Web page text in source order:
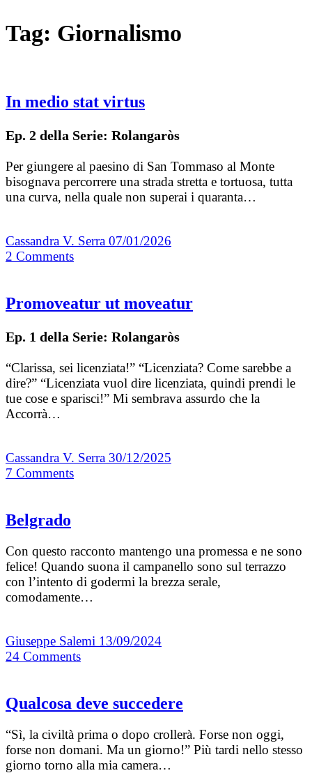
Tag: Giornalismo
In medio stat virtus
Ep. 2 della Serie: Rolangaròs
Per giungere al paesino di San Tommaso al Monte
bisognava percorrere una strada stretta e tortuosa, tutta
una curva, nella quale non superai i quaranta…
Cassandra V. Serra 07/01/2026
2 Comments
Promoveatur ut moveatur
Ep. 1 della Serie: Rolangaròs
“Clarissa, sei licenziata!” “Licenziata? Come sarebbe a
dire?” “Licenziata vuol dire licenziata, quindi prendi le
tue cose e sparisci!” Mi sembrava assurdo che la
Accorrà…
Cassandra V. Serra 30/12/2025
7 Comments
Belgrado
Con questo racconto mantengo una promessa e ne sono
felice! Quando suona il campanello sono sul terrazzo
con l’intento di godermi la brezza serale,
comodamente…
Giuseppe Salemi 13/09/2024
24 Comments
Qualcosa deve succedere
“Sì, la civiltà prima o dopo crollerà. Forse non oggi,
forse non domani. Ma un giorno!” Più tardi nello stesso
giorno torno alla mia camera…